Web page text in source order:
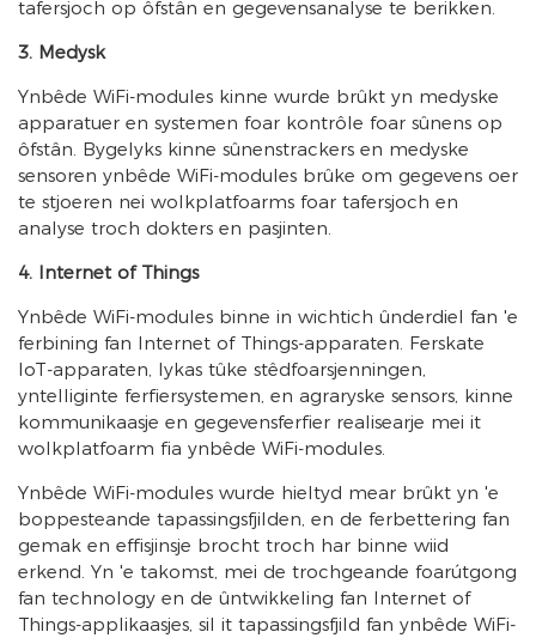
tafersjoch op ôfstân en gegevensanalyse te berikken.
3. Medysk
Ynbêde WiFi-modules kinne wurde brûkt yn medyske
apparatuer en systemen foar kontrôle foar sûnens op
ôfstân. Bygelyks kinne sûnenstrackers en medyske
sensoren ynbêde WiFi-modules brûke om gegevens oer
te stjoeren nei wolkplatfoarms foar tafersjoch en
analyse troch dokters en pasjinten.
4. Internet of Things
Ynbêde WiFi-modules binne in wichtich ûnderdiel fan 'e
ferbining fan Internet of Things-apparaten. Ferskate
IoT-apparaten, lykas tûke stêdfoarsjenningen,
yntelliginte ferfiersystemen, en agraryske sensors, kinne
kommunikaasje en gegevensferfier realisearje mei it
wolkplatfoarm fia ynbêde WiFi-modules.
Ynbêde WiFi-modules wurde hieltyd mear brûkt yn 'e
boppesteande tapassingsfjilden, en de ferbettering fan
gemak en effisjinsje brocht troch har binne wiid
erkend. Yn 'e takomst, mei de trochgeande foarútgong
fan technology en de ûntwikkeling fan Internet of
Things-applikaasjes, sil it tapassingsfjild fan ynbêde WiFi-